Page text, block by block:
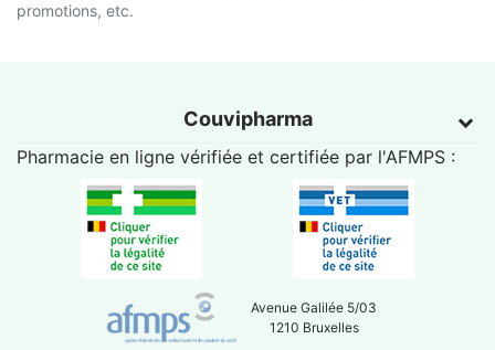
promotions, etc.
Couvipharma
Pharmacie en ligne vérifiée et certifiée par l'AFMPS :
Avenue Galilée 5/03
1210 Bruxelles